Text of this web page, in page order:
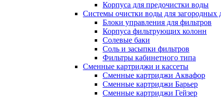
Корпуса для предочистки воды
Системы очистки воды для загородных
Блоки управления для фильтров
Корпуса фильтрующих колонн
Солевые баки
Соль и засыпки фильтров
Фильтры кабинетного типа
Сменные картриджи и кассеты
Сменные картриджи Аквафор
Сменные картриджи Барьер
Сменные картриджи Гейзер